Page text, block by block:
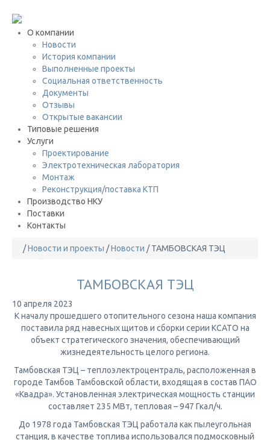
О компании
Новости
История компании
Выполненные проекты
Социальная ответственность
Документы
Отзывы
Открытые вакансии
Типовые решения
Услуги
Проектирование
Электротехническая лаборатория
Монтаж
Реконструкция/поставка КТП
Производство НКУ
Поставки
Контакты
/Новости и проекты /Новости /ТАМБОВСКАЯ ТЭЦ
ТАМБОВСКАЯ ТЭЦ
10 апреля 2023
К началу прошедшего отопительного сезона наша компания
поставила ряд навесных щитов и сборки серии КСАТО на
объект стратегического значения, обеспечивающий
жизнедеятельность целого региона.
Тамбовская ТЭЦ – теплоэлектроцентраль, расположенная в
городе Тамбов Тамбовской области, входящая в состав ПАО
«Квадра». Установленная электрическая мощность станции
составляет 235 МВт, тепловая – 947 Гкал/ч.
До 1978 года Тамбовская ТЭЦ работала как пылеугольная
станция, в качестве топлива использовался подмосковный